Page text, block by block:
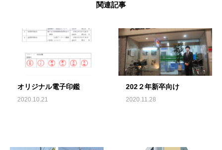
関連記事
オリジナル電子印鑑
2020.10.21
202２年新卒向け
2020.11.28